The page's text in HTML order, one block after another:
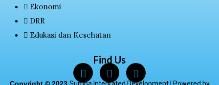
Ekonomi
DRR
Edukasi dan Kesehatan
Find Us